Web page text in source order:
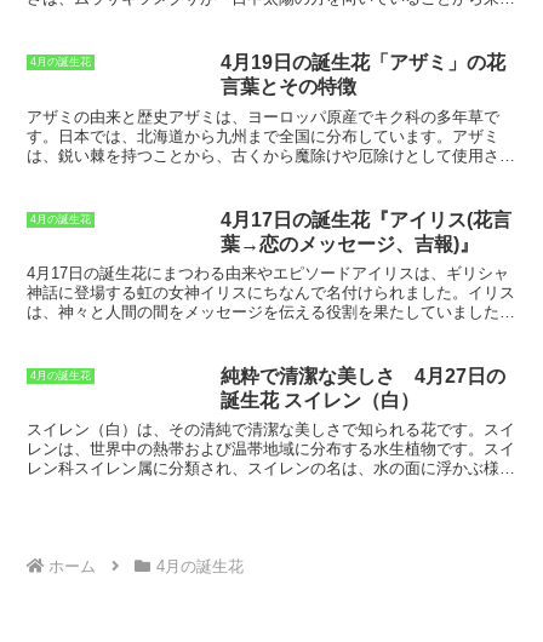
した。思いやりは、ムラサキツメクサの小さな花が集まって咲いてい
る様子から、お互いを思いやり、助け合って生きていくという花言葉
が付けられました。幸福は、ムラサキツメクサの鮮やかな紫色から、
幸せな人生を送るという花言葉が付けられました。
4月の誕生花
4月19日の誕生花「アザミ」の花
言葉とその特徴
アザミの由来と歴史アザミは、ヨーロッパ原産でキク科の多年草で
す。日本では、北海道から九州まで全国に分布しています。アザミ
は、鋭い棘を持つことから、古くから魔除けや厄除けとして使用され
は、ギリシャ語で「触れると痛む」という意味の「アカンサ」が語源
だと言われています。アザミは、ヨーロッパでは、古くから薬草とし
アザミは、ヨーロッパでは、古くから魔除け
や厄除けとして使用されてきました。日本では、アザミは、江戸時代
から観賞用として栽培されるようになりました。 アザミは、キク科の
多年草で、ヨーロッパ原産です。日本には、平安時代の末期に渡来し
4月の誕生花
4月17日の誕生花『アイリス(花言
葉→恋のメッセージ、吉報)』
4月17日の誕生花にまつわる由来やエピソードアイリスは、ギリシャ
神話に登場する虹の女神イリスにちなんで名付けられました。イリス
は、神々と人間の間をメッセージを伝える役割を果たしていました。
アイリスの葉っぱが剣に似ていることから名付けられました。古くか
らアイリスは、魔除けや厄除けの力があると信じられてきました。そ
のため、玄関先にアイリスを飾る習慣がありました。アイリスは、花
の色や形が美しいことから、観賞用として人気のある花です。また、
アイリスは、花壇や寄せ植えなど、さまざまな場所に植え付けること
ができます。育て方も簡単なので、初心者でも安心して育てることが
4月の誕生花
純粋で清潔な美しさ 4月27日の
誕生花 スイレン（白）
スイレン（白）は、その清純で清潔な美しさで知られる花です。スイ
レンは、世界中の熱帯および温帯地域に分布する水生植物です。スイ
レン科スイレン属に分類され、スイレンの名は、水の面に浮かぶ様子
す。スイレン（白）の花は、初夏から秋にかけて咲きます。
ホーム 4月の誕生花